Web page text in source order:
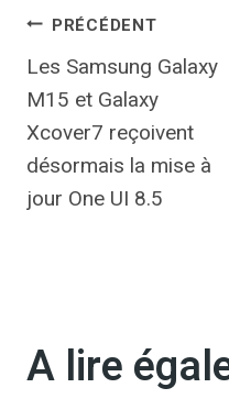
Navigation
de
l’article
PRÉCÉDENT
Les Samsung Galaxy
M15 et Galaxy
Xcover7 reçoivent
désormais la mise à
jour One UI 8.5
A lire